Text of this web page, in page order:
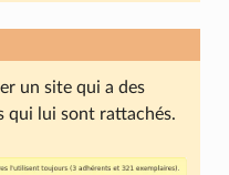
un site qui a des
qui lui sont rattachés.